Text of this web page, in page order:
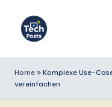
e
c
Home » Komplexe Use-
vereinfachen